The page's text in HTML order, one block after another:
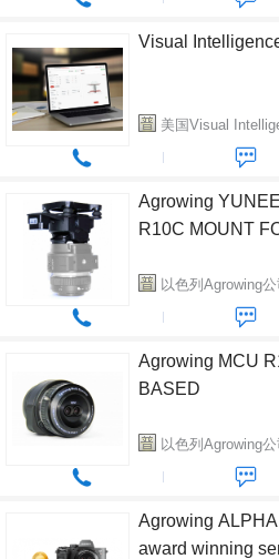
Visual
美国Visual
Agrowing
R10C MOUNT
以色列Agrowing公
Agrowing MCU
BASED
以色列Agrowing公
Agrowing
award winning